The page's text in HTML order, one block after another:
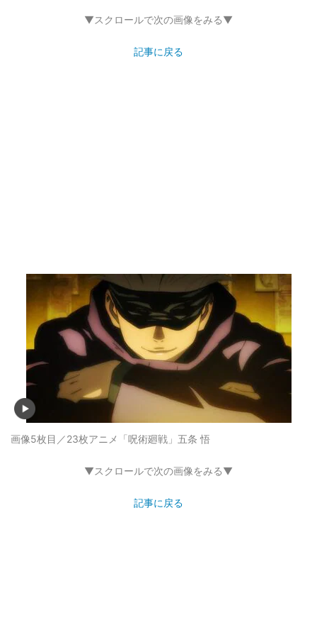
▼スクロールで次の画像をみる▼
記事に戻る
画像5枚目／23枚アニメ「呪術廻戦」五条 悟
▼スクロールで次の画像をみる▼
記事に戻る